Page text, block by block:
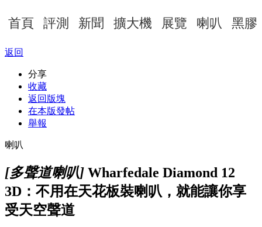
首頁 評測 新聞 擴大機 展覽 喇叭 黑膠
返回
分享
收藏
返回版塊
在本版發帖
舉報
喇叭
[多聲道喇叭] Wharfedale Diamond 12
3D：不用在天花板裝喇叭，就能讓你享
受天空聲道